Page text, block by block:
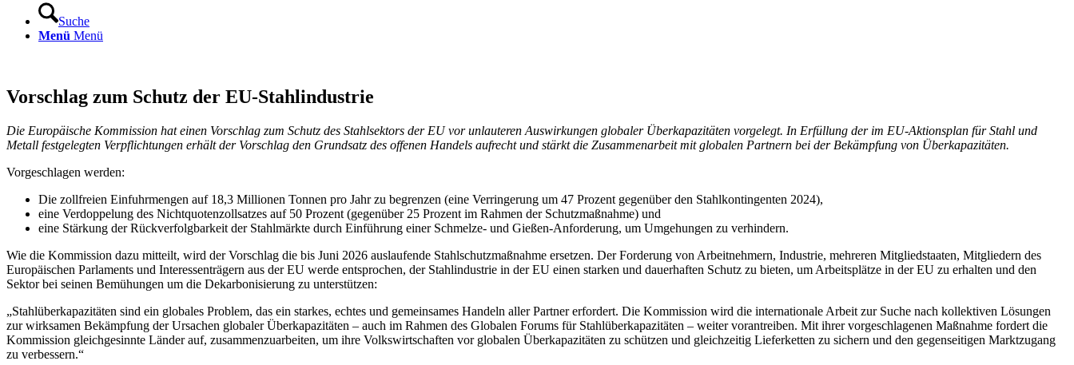
Suche
Menü Menü
Vorschlag zum Schutz der EU-Stahlindustrie
Die Europäische Kommission hat einen Vorschlag zum Schutz des Stahlsektors der EU vor unlauteren Auswirkungen globaler Überkapazitäten vorgelegt. In Erfüllung der im EU-Aktionsplan für Stahl und
Metall festgelegten Verpflichtungen erhält der Vorschlag den Grundsatz des offenen Handels aufrecht und stärkt die Zusammenarbeit mit globalen Partnern bei der Bekämpfung von Überkapazitäten.
Vorgeschlagen werden:
Die zollfreien Einfuhrmengen auf 18,3 Millionen Tonnen pro Jahr zu begrenzen (eine Verringerung um 47 Prozent gegenüber den Stahlkontingenten 2024),
eine Verdoppelung des Nichtquotenzollsatzes auf 50 Prozent (gegenüber 25 Prozent im Rahmen der Schutzmaßnahme) und
eine Stärkung der Rückverfolgbarkeit der Stahlmärkte durch Einführung einer Schmelze- und Gießen-Anforderung, um Umgehungen zu verhindern.
Wie die Kommission dazu mitteilt, wird der Vorschlag die bis Juni 2026 auslaufende Stahlschutzmaßnahme ersetzen. Der Forderung von Arbeitnehmern, Industrie, mehreren Mitgliedstaaten, Mitgliedern des
Europäischen Parlaments und Interessenträgern aus der EU werde entsprochen, der Stahlindustrie in der EU einen starken und dauerhaften Schutz zu bieten, um Arbeitsplätze in der EU zu erhalten und den
Sektor bei seinen Bemühungen um die Dekarbonisierung zu unterstützen:
„Stahlüberkapazitäten sind ein globales Problem, das ein starkes, echtes und gemeinsames Handeln aller Partner erfordert. Die Kommission wird die internationale Arbeit zur Suche nach kollektiven Lösungen
zur wirksamen Bekämpfung der Ursachen globaler Überkapazitäten – auch im Rahmen des Globalen Forums für Stahlüberkapazitäten – weiter vorantreiben. Mit ihrer vorgeschlagenen Maßnahme fordert die
Kommission gleichgesinnte Länder auf, zusammenzuarbeiten, um ihre Volkswirtschaften vor globalen Überkapazitäten zu schützen und gleichzeitig Lieferketten zu sichern und den gegenseitigen Marktzugang
zu verbessern.“